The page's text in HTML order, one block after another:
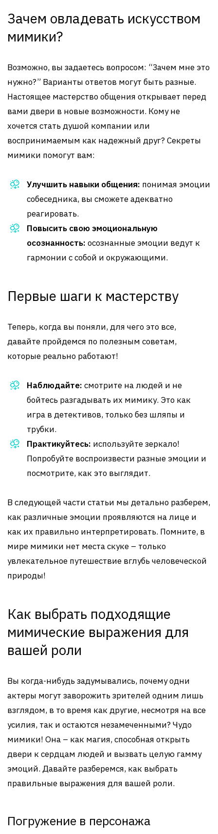
Зачем овладевать искусством
мимики?
Возможно, вы задаетесь вопросом: “Зачем мне это
нужно?” Варианты ответов могут быть разные.
Настоящее мастерство общения открывает перед
вами двери в новые возможности. Кому не
хочется стать душой компании или
воспринимаемым как надежный друг? Секреты
мимики помогут вам:
Улучшить навыки общения: понимая эмоции
собеседника, вы сможете адекватно
реагировать.
Повысить свою эмоциональную
осознанность: осознанные эмоции ведут к
гармонии с собой и окружающими.
Первые шаги к мастерству
Теперь, когда вы поняли, для чего это все,
давайте пройдемся по полезным советам,
которые реально работают!
Наблюдайте: смотрите на людей и не
бойтесь разгадывать их мимику. Это как
игра в детективов, только без шляпы и
трубки.
Практикуйтесь: используйте зеркало!
Попробуйте воспроизвести разные эмоции и
посмотрите, как это выглядит.
В следующей части статьи мы детально разберем,
как различные эмоции проявляются на лице и
как их правильно интерпретировать. Помните, в
мире мимики нет места скуке – только
увлекательное путешествие вглубь человеческой
природы!
Как выбрать подходящие
мимические выражения для
вашей роли
Вы когда-нибудь задумывались, почему одни
актеры могут заворожить зрителей одним лишь
взглядом, в то время как другие, несмотря на все
усилия, так и остаются незамеченными? Чудо
мимики! Она – как магия, способная открыть
двери к сердцам людей и вызвать целую гамму
эмоций. Давайте разберемся, как выбрать
правильные выражения для вашей роли.
Погружение в персонажа